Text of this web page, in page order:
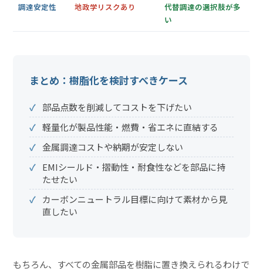
調達安定性 地政学リスクあり
代替調達の選択肢が多
い
まとめ：樹脂化を検討すべきケース
部品点数を削減してコストを下げたい
軽量化が製品性能・燃費・省エネに直結する
金属調達コストや納期が安定しない
EMIシールド・摺動性・耐食性などを部品に持
たせたい
カーボンニュートラル目標に向けて素材から見
直したい
もちろん、すべての金属部品を樹脂に置き換えられるわけで